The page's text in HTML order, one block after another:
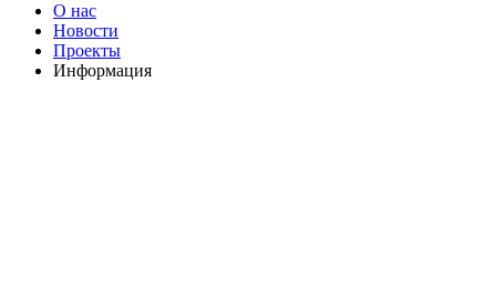
О нас
Новости
Проекты
Информация